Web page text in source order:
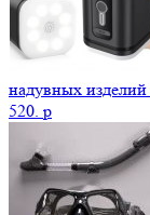
надувных
520. p